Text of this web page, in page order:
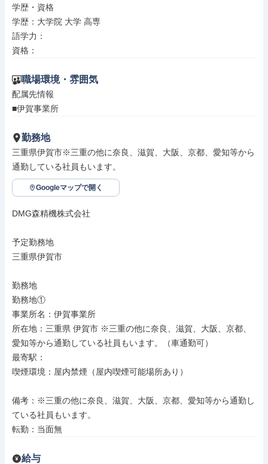
学歴・資格
学歴：大学院 大学 高専
語学力：
資格：
職場環境・雰囲気
配属先情報
■伊賀事業所
勤務地
三重県伊賀市※三重の他に奈良、滋賀、大阪、京都、愛知等から
通勤している社員もいます。
Googleマップで開く
DMG森精機株式会社
予定勤務地
三重県伊賀市
勤務地
勤務地①
事業所名：伊賀事業所
所在地：三重県 伊賀市 ※三重の他に奈良、滋賀、大阪、京都、
愛知等から通勤している社員もいます。（車通勤可）
最寄駅：
喫煙環境：屋内禁煙（屋内喫煙可能場所あり）
備考：※三重の他に奈良、滋賀、大阪、京都、愛知等から通勤し
ている社員もいます。
転勤：当面無
給与